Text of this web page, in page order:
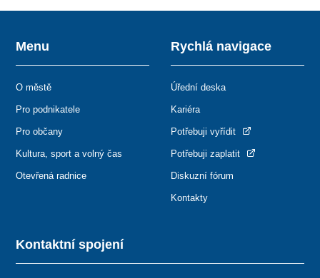
Kontaktní spojení
Menu
O městě
Pro podnikatele
Pro občany
Kultura, sport a volný čas
Otevřená radnice
Rychlá navigace
Úřední deska
Kariéra
Potřebuji vyřídit
Potřebuji zaplatit
Diskuzní fórum
Kontakty